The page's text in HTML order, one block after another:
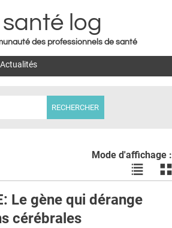
to navigation
santé log
des professionnels de santé
Actualités
Mode d'affichage :
Voir
les
en
les
Le gène qui dérange
cérébrales